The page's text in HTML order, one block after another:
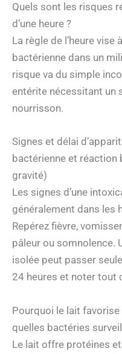
Quels sont les risques
d’une heure ?
La règle de l’heure
bactérienne dans un
risque va du simple
entérite nécessitant un
nourrisson.
Signes et délai
bactérienne et réaction
gravité)
Les signes d’une
généralement dans les
Repérez fièvre,
pâleur ou somnolence.
isolée peut passer
24 heures et noter tout
Pourquoi le lait
quelles bactéries
Le lait offre protéines